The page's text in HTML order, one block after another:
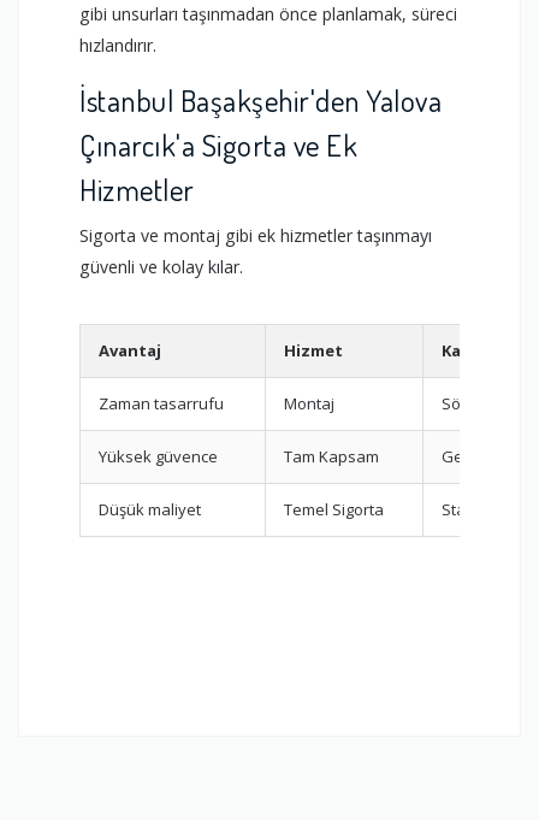
gibi unsurları taşınmadan önce planlamak, süreci
hızlandırır.
İstanbul Başakşehir'den Yalova
Çınarcık'a Sigorta ve Ek
Hizmetler
Sigorta ve montaj gibi ek hizmetler taşınmayı
güvenli ve kolay kılar.
Avantaj Hizmet Kapsam
Zaman tasarrufu Montaj Sök-tak
Yüksek güvence Tam Kapsam Geniş
Düşük maliyet Temel Sigorta Standart